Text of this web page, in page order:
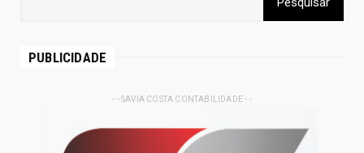
PUBLICIDADE
- - SAVIA COSTA CONTABILIDADE - -